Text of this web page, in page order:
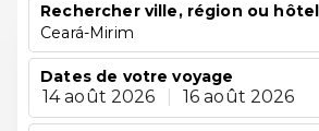
Rechercher ville, région ou hôtel
Ceará-Mirim
Dates de votre voyage
14 août 2026 16 août 2026